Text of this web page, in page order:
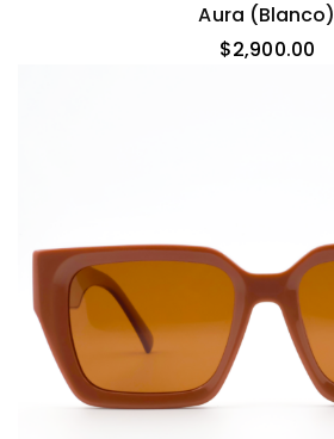
Aura (blanco)
$2,900.00